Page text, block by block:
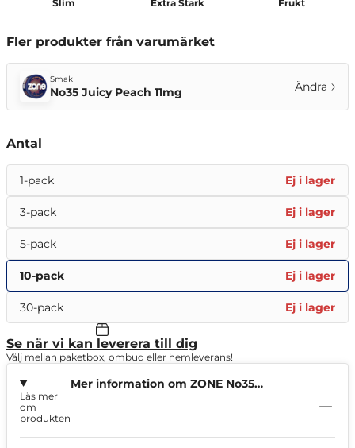
Slim Extra Stark Frukt
Fler produkter från varumärket
Smak
No35 Juicy Peach 11mg Ändra
Antal
1-pack Ej i lager
3-pack Ej i lager
5-pack Ej i lager
10-pack Ej i lager
30-pack Ej i lager
Se när vi kan leverera till dig
Välj mellan paketbox, ombud eller hemleverans!
Mer information om ZONE No35
Läs mer
om
produkten